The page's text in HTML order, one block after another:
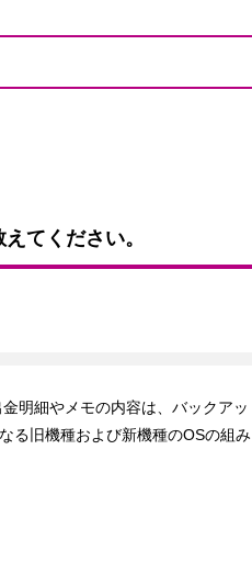
てください。
明細やメモの内容は、バックアッ
る旧機種および新機種のOSの組み